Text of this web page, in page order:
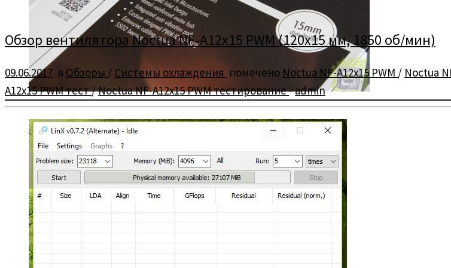
Обзор и тестирование вентилятора Noctua из новой серии — NF-A12x15 PWM
Обзор вентилятора Noctua NF-A12x15 PWM (120х15 мм, 1850 об/мин)
09.06.2017 в Обзоры /Системы охлаждения помечено Noctua NF-A12x15 PWM / Noctua
A12x15 PWM тест/Noctua NF-A12x15 PWM тестирование-admin